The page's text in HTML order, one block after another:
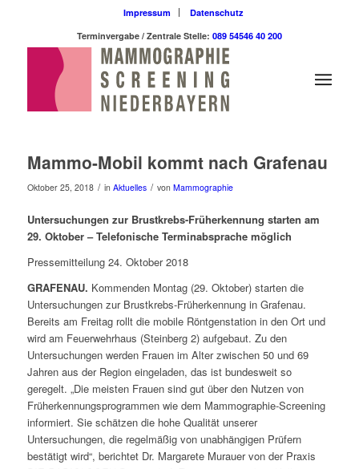
Impressum
Datenschutz
Terminvergabe / Zentrale Stelle: 089 54546 40 200
Mammo-Mobil kommt nach Grafenau
Oktober 25, 2018 / in Aktuelles / von Mammographie
Untersuchungen zur Brustkrebs-Früherkennung starten am
29. Oktober – Telefonische Terminabsprache möglich
Pressemitteilung 24. Oktober 2018
GRAFENAU. Kommenden Montag (29. Oktober) starten die
Untersuchungen zur Brustkrebs-Früherkennung in Grafenau.
Bereits am Freitag rollt die mobile Röntgenstation in den Ort und
wird am Feuerwehrhaus (Steinberg 2) aufgebaut. Zu den
Untersuchungen werden Frauen im Alter zwischen 50 und 69
Jahren aus der Region eingeladen, das ist bundesweit so
geregelt. „Die meisten Frauen sind gut über den Nutzen von
Früherkennungsprogrammen wie dem Mammographie-Screening
informiert. Sie schätzen die hohe Qualität unserer
Untersuchungen, die regelmäßig von unabhängigen Prüfern
bestätigt wird“, berichtet Dr. Margarete Murauer von der Praxis